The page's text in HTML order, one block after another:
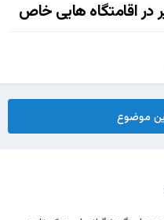
در اقامتگاه هایی خاص
موضوع